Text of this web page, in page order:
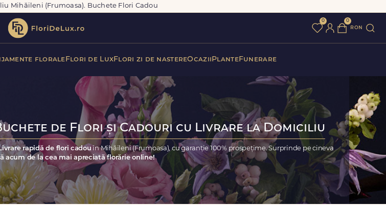
Mihăileni (Frumoasa). Buchete Flori Cadou
0 0
ron
floraleFlori de LuxFlori zi de nastereOcazii PlanteFunerare
de Flori și Cadouri cu Livrare la Domiciliu
rapidă de flori cadou în Mihăileni (Frumoasa), cu garanție 100% prospețime. Surprinde pe cineva
acum de la cea mai apreciată florărie online!